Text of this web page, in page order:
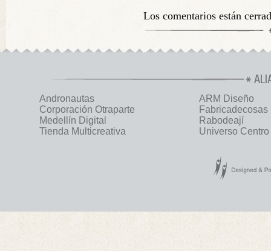
Los comentarios están
Andronautas
ARM Diseño
Corporación Otraparte
Fabricadecosas
Medellín Digital
Rabodeají
Tienda Multicreativa
Universo Centro